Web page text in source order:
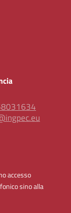
accesso
sino alla